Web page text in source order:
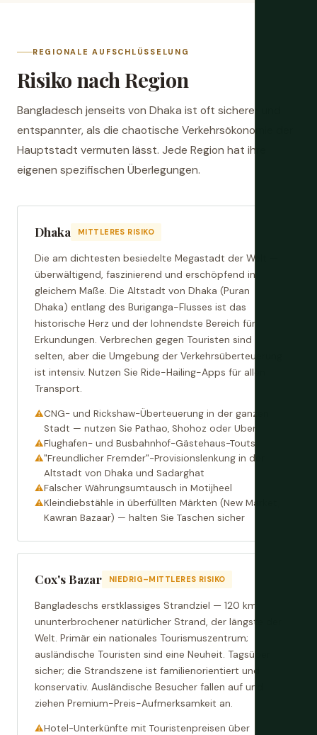
REGIONALE AUFSCHLÜSSELUNG
Risiko nach Region
Bangladesch jenseits von Dhaka ist oft sicherer und
entspannter, als die chaotische Verkehrsökonomie der
Hauptstadt vermuten lässt. Jede Region hat ihre
eigenen spezifischen Überlegungen.
Dhaka MITTLERES RISIKO
Die am dichtesten besiedelte Megastadt der Welt —
überwältigend, faszinierend und erschöpfend in
gleichem Maße. Die Altstadt von Dhaka (Puran
Dhaka) entlang des Buriganga-Flusses ist das
historische Herz und der lohnendste Bereich für
Erkundungen. Verbrechen gegen Touristen sind
selten, aber die Umgebung der Verkehrsüberteuerung
ist intensiv. Nutzen Sie Ride-Hailing-Apps für allen
Transport.
CNG- und Rickshaw-Überteuerung in der ganzen
Stadt — nutzen Sie Pathao, Shohoz oder Uber
Flughafen- und Busbahnhof-Gästehaus-Touts
"Freundlicher Fremder"-Provisionslenkung in der
Altstadt von Dhaka und Sadarghat
Falscher Währungsumtausch in Motijheel
Kleindiebstähle in überfüllten Märkten (New Market,
Kawran Bazaar) — halten Sie Taschen sicher
Cox's Bazar NIEDRIG–MITTLERES RISIKO
Bangladeschs erstklassiges Strandziel — 120 km
ununterbrochener natürlicher Strand, der längste der
Welt. Primär ein nationales Tourismuszentrum;
ausländische Touristen sind eine Neuheit. Tagsüber
sicher; die Strandszene ist familienorientiert und
konservativ. Ausländische Besucher fallen auf und
ziehen Premium-Preis-Aufmerksamkeit an.
Hotel-Unterkünfte mit Touristenpreisen über